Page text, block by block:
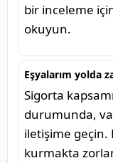
bir inceleme
okuyun.
Eşyalarım yolda
Sigorta
durumunda,
iletişime geçin.
kurmakta